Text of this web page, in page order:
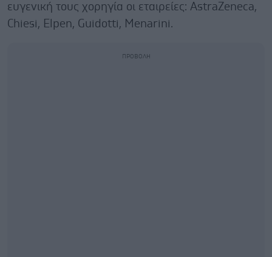
ευγενική τους χορηγία οι εταιρείες: AstraZeneca,
Chiesi, Elpen, Guidotti, Menarini.